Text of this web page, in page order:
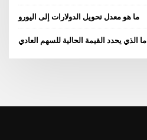
ما هو معدل تحويل الدولارات إلى اليورو
ما الذي يحدد القيمة الحالية للسهم العادي